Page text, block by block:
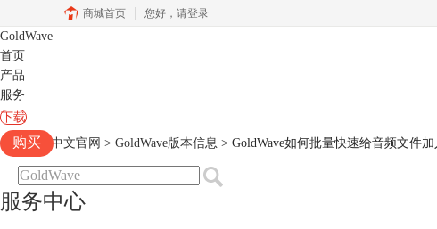
商城首页 您好， 请登录
GoldWave
首页
产品
服务
下载
购买
Goldwave中文官网 > GoldWave版本信息 > GoldWave如何批量快速给音频文件
服务中心